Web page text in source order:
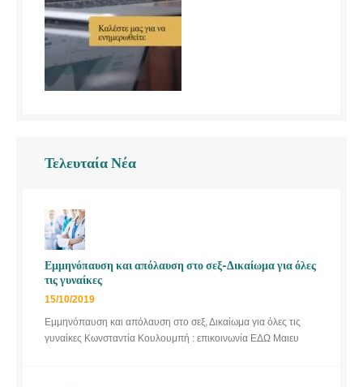
Τελευταία Νέα
Εμμηνόπαυση και απόλαυση στο σεξ-Δικαίωμα για όλες
τις γυναίκες
15/10/2019
Εμμηνόπαυση και απόλαυση στο σεξ, Δικαίωμα για όλες τις
γυναίκες Κωνσταντία Κουλουμπή : επικοινωνία ΕΔΩ Μαιευ